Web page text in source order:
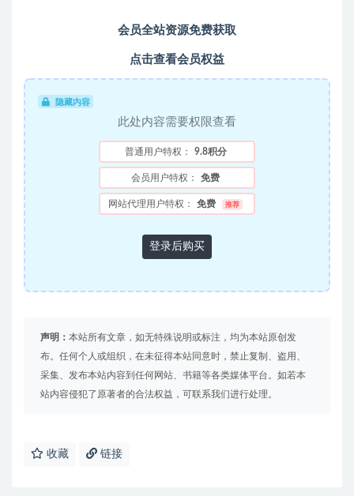
会员全站资源免费获取
点击查看会员权益
隐藏内容
此处内容需要权限查看
普通用户特权： 9.8积分
会员用户特权： 免费
网站代理用户特权： 免费 推荐
登录后购买
声明： 本站所有文章，如无特殊说明或标注，均为本站原创发
布。任何个人或组织，在未征得本站同意时，禁止复制、盗用、
采集、发布本站内容到任何网站、书籍等各类媒体平台。如若本
站内容侵犯了原著者的合法权益，可联系我们进行处理。
收藏 链接